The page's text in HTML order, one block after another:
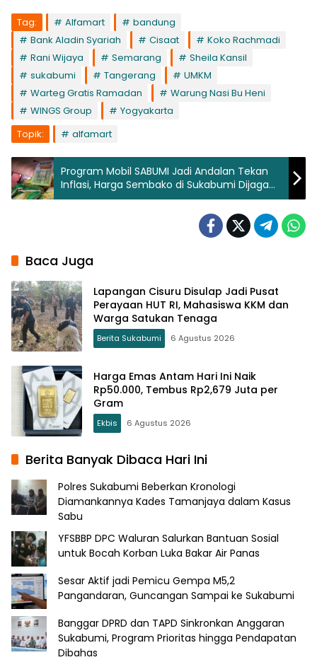
Tag: Alfamart
bandung
Bank Aladin Syariah
Cisaat
Koko Rachmadi
Rani Wijaya
Semarang
Sheila Kansil
sukabumi
Tangerang
UMKM
Warteg Gratis Ramadan
Warung Nasi Bu Heni
WINGS Group
Yogyakarta
Topik:
alfamart
Program Mobil SABUMI Jadi Andalan Tekan
Inflasi, Harga Sembako di Sukabumi Dijaga
Stabil
Baca Juga
Lapangan Cisuru Disulap Jadi Pusat
Perayaan HUT RI, Mahasiswa KKM dan
Warga Satukan Tenaga
Berita Sukabumi 6 Agustus 2026
Harga Emas Antam Hari Ini Naik
Rp50.000, Tembus Rp2,679 Juta per
Gram
Ekbis 6 Agustus 2026
Berita Banyak Dibaca Hari Ini
Polres Sukabumi Beberkan Kronologi
Diamankannya Kades Tamanjaya dalam Kasus
Sabu
YFSBBP DPC Waluran Salurkan Bantuan Sosial
untuk Bocah Korban Luka Bakar Air Panas
Sesar Aktif jadi Pemicu Gempa M5,2
Pangandaran, Guncangan Sampai ke Sukabumi
Banggar DPRD dan TAPD Sinkronkan Anggaran
Sukabumi, Program Prioritas hingga Pendapatan
Dibahas